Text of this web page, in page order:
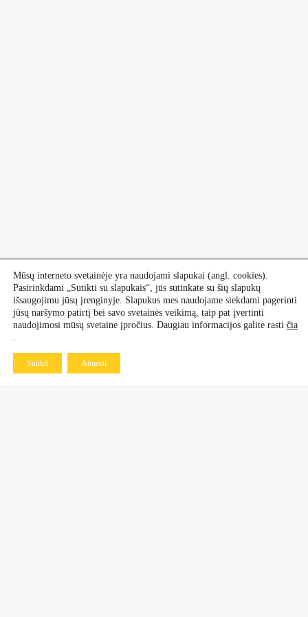
Mūsų interneto svetainėje yra naudojami slapukai (angl. cookies).
Pasirinkdami „Sutikti su slapukais“, jūs sutinkate su šių slapukų
išsaugojimu jūsų įrenginyje. Slapukus mes naudojame siekdami pagerinti
jūsų naršymo patirtį bei savo svetainės veikimą, taip pat įvertinti
naudojimosi mūsų svetaine įpročius. Daugiau informacijos galite rasti čia
.
Sutikti Atmesti